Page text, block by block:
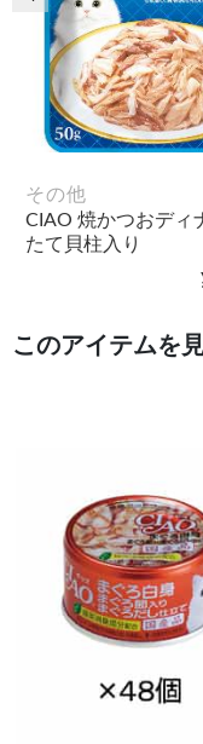
その他
CIAO 焼かつおディ
たて貝柱入り
このアイテムを